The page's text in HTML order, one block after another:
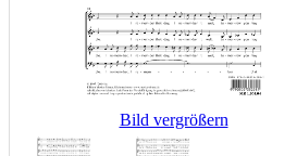
Bild vergrößern